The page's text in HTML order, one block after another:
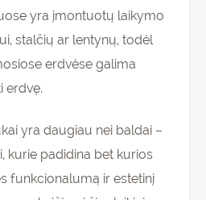
yra įmontuotų laikymo
stalčių ar lentynų, todėl
erdvėse galima
erdvę.
yra daugiau nei baldai –
kurie padidina bet kurios
funkcionalumą ir estetinį